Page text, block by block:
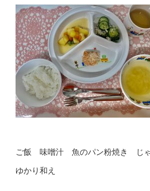
ご飯 味噌汁 魚のパン粉焼き じ
ゆかり和え